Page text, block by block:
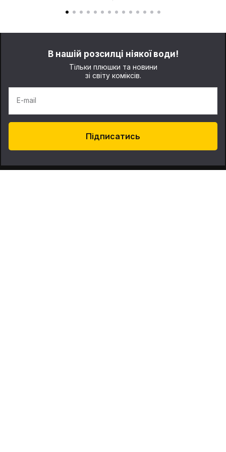
В нашій розсилці ніякої води!
Тільки плюшки та новини
зі світу коміксів.
E-mail
Підписатись